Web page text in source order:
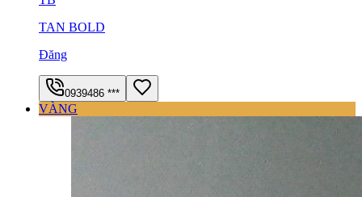
TAN BOLD
Đăng
0939486 ***
VÀNG